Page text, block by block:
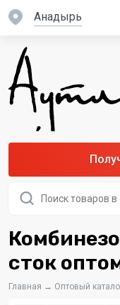
Анадырь
товаров
сток
Главная → Оптовый